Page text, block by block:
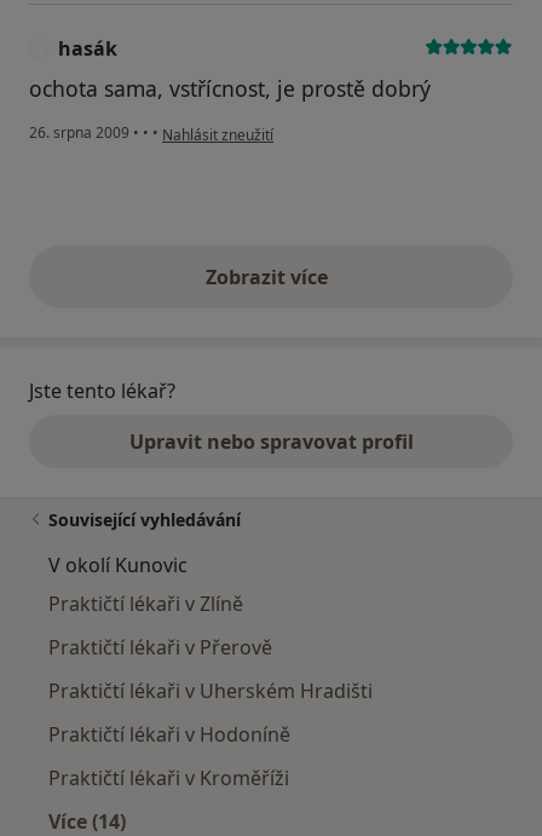
hasák
ochota sama, vstřícnost, je prostě dobrý
26. srpna 2009 • • • podle názoru uživatele hasák
Nahlásit zneužití
Zobrazit vícevýše uvedené názory
Jste tento lékař?
Upravit nebo spravovat profil
Související vyhledávání
V okolí Kunovic
Praktičtí lékaři v Zlíně
Praktičtí lékaři v Přerově
Praktičtí lékaři v Uherském Hradišti
Praktičtí lékaři v Hodoníně
Praktičtí lékaři v Kroměříži
Více (14)